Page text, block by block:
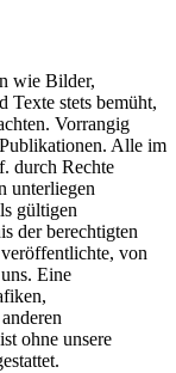
wie Bilder,
Texte stets bemüht,
Vorrangig
Alle im
durch Rechte
unterliegen
gültigen
der berechtigten
von
Eine
ohne unsere